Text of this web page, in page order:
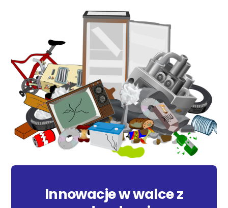
Innowacje w walce z